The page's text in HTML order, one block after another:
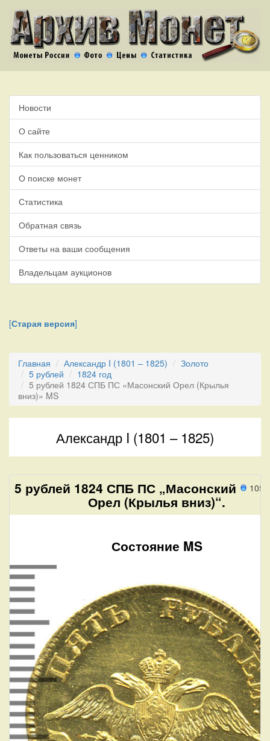
Новости
О сайте
Как пользоваться ценником
О поиске монет
Статистика
Обратная связь
Ответы на ваши сообщения
Владельцам аукционов
[Старая версия]
Главная Александр I (1801 – 1825)
Золото
5 рублей
1824 год
5 рублей 1824 СПБ ПС «Масонский Орел (Крылья
вниз)» MS
Александр I (1801 – 1825)
105
5 рублей 1824 СПБ ПС „Масонский
Орел (Крылья вниз)“.
Состояние MS